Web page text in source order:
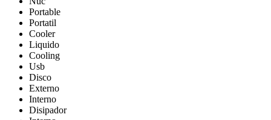
Portable
Portatil
Cooler
Liquido
Cooling
Usb
Disco
Externo
Interno
Disipador